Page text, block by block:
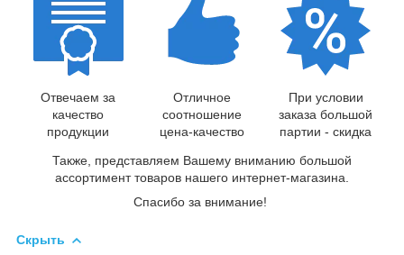
Отвечаем за
качество
продукции
Отличное
соотношение
цена-качество
При условии
заказа большой
партии - скидка
Также, представляем Вашему вниманию большой
ассортимент товаров нашего интернет-магазина.
Спасибо за внимание!
Скрыть